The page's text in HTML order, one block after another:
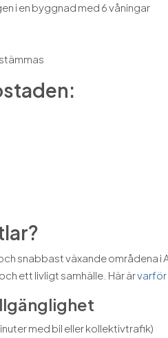
i en byggnad med 6 våningar
snabbast växande områdena
ett livligt samhälle. Här ärvarför
med bil eller kollektivtrafik)